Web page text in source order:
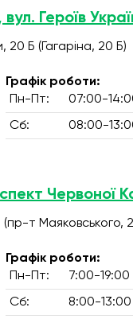
Героїв
20 Б (Гагаріна, 20 Б)
Графік роботи:
Пн-Пт:
07:00-
Сб: 08:00-
Червоної
т Маяковського,
Графік роботи:
Пн-Пт:
7:00-19:00
Сб: 8:00-13:00